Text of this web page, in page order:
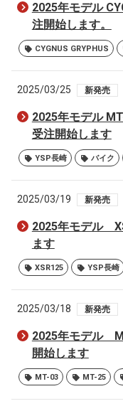
2025年モデル
注開始します。
CYGNUS GRYPHUS
2025/03/25 新発売
2025年モデル
受注開始します
YSP長崎 バイク
2025/03/19 新発売
2025年モデル
ます
XSR125 YSP長崎
2025/03/18 新発売
2025年モデル
開始します
MT-03 MT-25